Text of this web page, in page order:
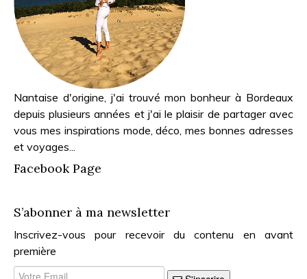
Nantaise d'origine, j'ai trouvé mon bonheur à Bordeaux
depuis plusieurs années et j'ai le plaisir de partager avec
vous mes inspirations mode, déco, mes bonnes adresses
et voyages...
Facebook Page
S’abonner à ma newsletter
Inscrivez-vous pour recevoir du contenu en avant
première